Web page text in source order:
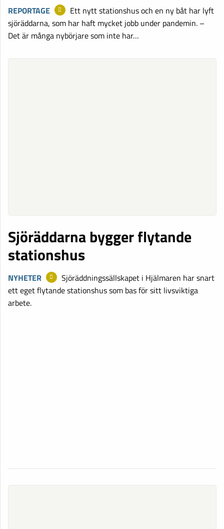
REPORTAGE
Ett nytt stationshus och en ny båt har lyft
sjöräddarna, som har haft mycket jobb under pandemin. –
Det är många nybörjare som inte har…
Sjöräddarna bygger flytande
stationshus
NYHETER
Sjöräddningssällskapet i Hjälmaren har snart
ett eget flytande stationshus som bas för sitt livsviktiga
arbete.